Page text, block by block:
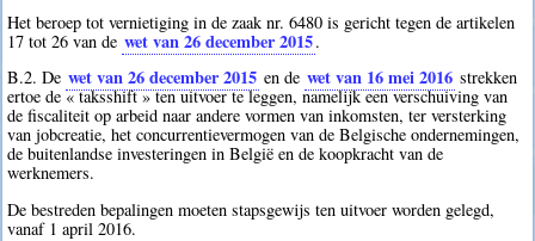
Het beroep tot vernietiging in de zaak nr. 6480 is gericht tegen de artikelen
17 tot 26 van de wet van 26 december 2015.
B.2. De wet van 26 december 2015 en de wet van 16 mei 2016 strekken
ertoe de « taksshift » ten uitvoer te leggen, namelijk een verschuiving van
de fiscaliteit op arbeid naar andere vormen van inkomsten, ter versterking
van jobcreatie, het concurrentievermogen van de Belgische ondernemingen,
de buitenlandse investeringen in België en de koopkracht van de
werknemers.
De bestreden bepalingen moeten stapsgewijs ten uitvoer worden gelegd,
vanaf 1 april 2016.